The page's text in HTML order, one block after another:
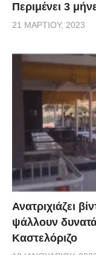
Περιμένει 3
21 ΜΑΡΤΊΟΥ, 2023
Ανατριχιάζει
ψάλλουν
Καστελόριζο